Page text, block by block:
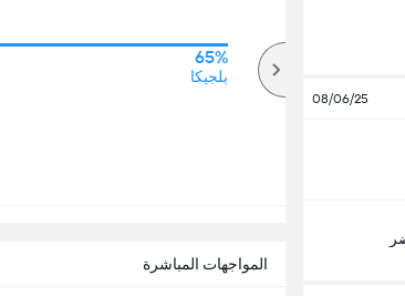
08/06/25
65%
بلجيكا
المواجهات المباشرة